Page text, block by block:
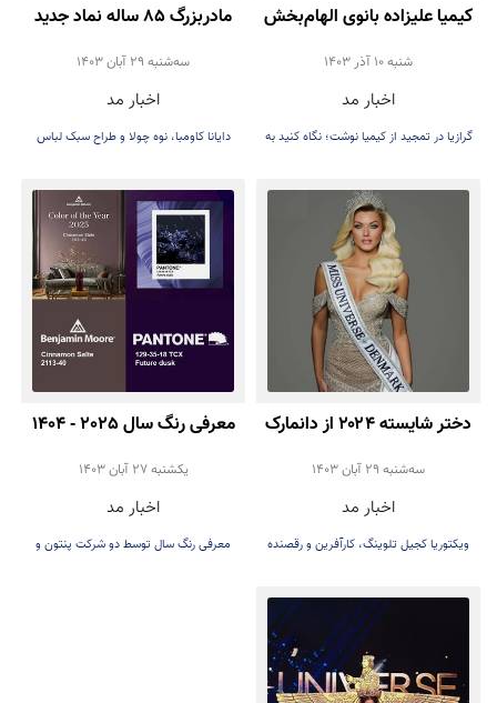
کیمیا علیزاده بانوی الهام‌بخش
سال 2024 شد
شنبه 10 آذر 1403
اخبار مد
گرازیا در تمجید از کیمیا نوشت؛ نگاه کنید به
چیزی که اعتقاد دارد گذاشته شده است!
مادربزرگ ۸۵ ساله نماد جدید
دنیای فشن شد
سه‌شنبه 29 آبان 1403
اخبار مد
دایانا کاومبا، نوه چولا و طراح سبک لباس
دختر شایسته ۲۰۲۴ از دانمارک
سه‌شنبه 29 آبان 1403
اخبار مد
ویکتوریا کجیل تلوینگ، کارآفرین و رقصنده
معرفی رنگ سال 2025 - 1404
يكشنبه 27 آبان 1403
اخبار مد
معرفی رنگ سال توسط دو شرکت پنتون و